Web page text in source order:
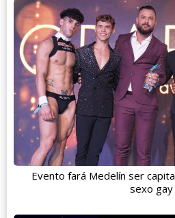
Evento fará Medelín ser
sexo gay